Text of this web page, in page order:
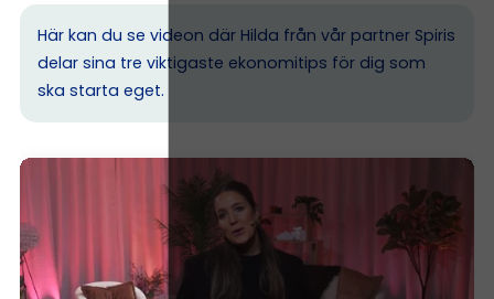
Här kan du se videon där Hilda från vår partner Spiris
delar sina tre viktigaste ekonomitips för dig som
ska starta eget.